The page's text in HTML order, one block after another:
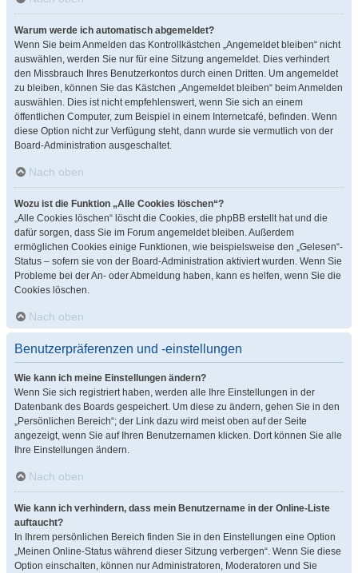
Warum werde ich automatisch abgemeldet?
Wenn Sie beim Anmelden das Kontrollkästchen „Angemeldet bleiben“ nicht
auswählen, werden Sie nur für eine Sitzung angemeldet. Dies verhindert
den Missbrauch Ihres Benutzerkontos durch einen Dritten. Um angemeldet
zu bleiben, können Sie das Kästchen „Angemeldet bleiben“ beim Anmelden
auswählen. Dies ist nicht empfehlenswert, wenn Sie sich an einem
öffentlichen Computer, zum Beispiel in einem Internetcafé, befinden. Wenn
diese Option nicht zur Verfügung steht, dann wurde sie vermutlich von der
Board-Administration ausgeschaltet.
Nach oben
Wozu ist die Funktion „Alle Cookies löschen“?
„Alle Cookies löschen“ löscht die Cookies, die phpBB erstellt hat und die
dafür sorgen, dass Sie im Forum angemeldet bleiben. Außerdem
ermöglichen Cookies einige Funktionen, wie beispielsweise den „Gelesen“-
Status – sofern sie von der Board-Administration aktiviert wurden. Wenn Sie
Probleme bei der An- oder Abmeldung haben, kann es helfen, wenn Sie die
Cookies löschen.
Nach oben
Benutzerpräferenzen und -einstellungen
Wie kann ich meine Einstellungen ändern?
Wenn Sie sich registriert haben, werden alle Ihre Einstellungen in der
Datenbank des Boards gespeichert. Um diese zu ändern, gehen Sie in den
„Persönlichen Bereich“; der Link dazu wird meist oben auf der Seite
angezeigt, wenn Sie auf Ihren Benutzernamen klicken. Dort können Sie alle
Ihre Einstellungen ändern.
Nach oben
Wie kann ich verhindern, dass mein Benutzername in der Online-Liste
auftaucht?
In Ihrem persönlichen Bereich finden Sie in den Einstellungen eine Option
„Meinen Online-Status während dieser Sitzung verbergen“. Wenn Sie diese
Option einschalten, können nur Administratoren, Moderatoren und Sie